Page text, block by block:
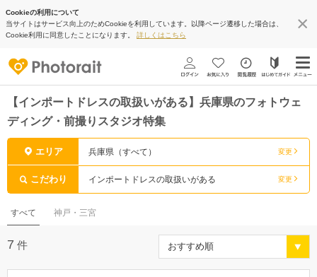
Cookieの利用について
当サイトはサービス向上のためCookieを利用しています。以降ページ遷移した場合は、
Cookie利用に同意したことになります。 詳しくはこちら
【インポートドレスの取扱いがある】兵庫県のフォトウェ
ディング・前撮りスタジオ特集
エリア 兵庫県（すべて） 変更
こだわり インポートドレスの取扱いがある 変更
すべて 神戸・三宮
7 件